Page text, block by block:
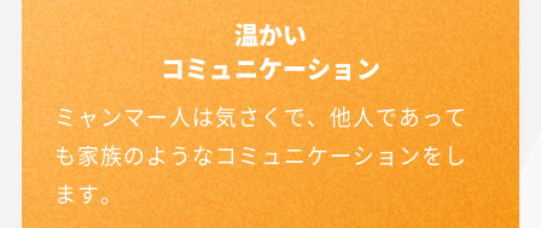
温かい
コミュニケーション
ミャンマー人は気さくで、他人であって
も家族のようなコミュニケーションをし
ます。